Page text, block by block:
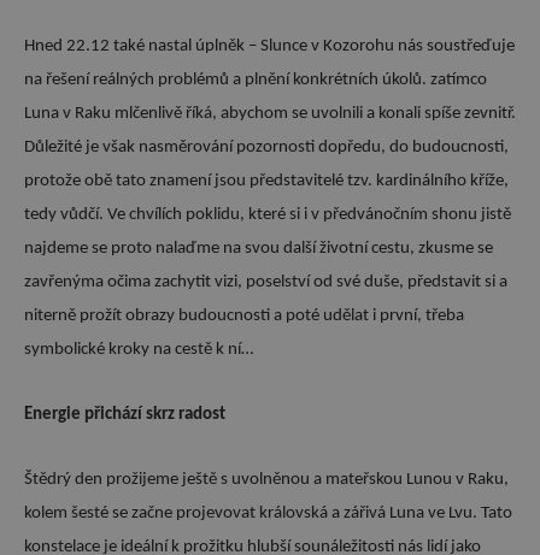
Hned 22.12 také nastal úplněk – Slunce v Kozorohu nás soustřeďuje
na řešení reálných problémů a plnění konkrétních úkolů. zatímco
Luna v Raku mlčenlivě říká, abychom se uvolnili a konali spíše zevnitř.
Důležité je však nasměrování pozornosti dopředu, do budoucnosti,
protože obě tato znamení jsou představitelé tzv. kardinálního kříže,
tedy vůdčí. Ve chvílích poklidu, které si i v předvánočním shonu jistě
najdeme se proto nalaďme na svou další životní cestu, zkusme se
zavřenýma očima zachytit vizi, poselství od své duše, představit si a
niterně prožít obrazy budoucnosti a poté udělat i první, třeba
symbolické kroky na cestě k ní…
Energie přichází skrz radost
Štědrý den prožijeme ještě s uvolněnou a mateřskou Lunou v Raku,
kolem šesté se začne projevovat královská a zářivá Luna ve Lvu. Tato
konstelace je ideální k prožitku hlubší sounáležitosti nás lidí jako